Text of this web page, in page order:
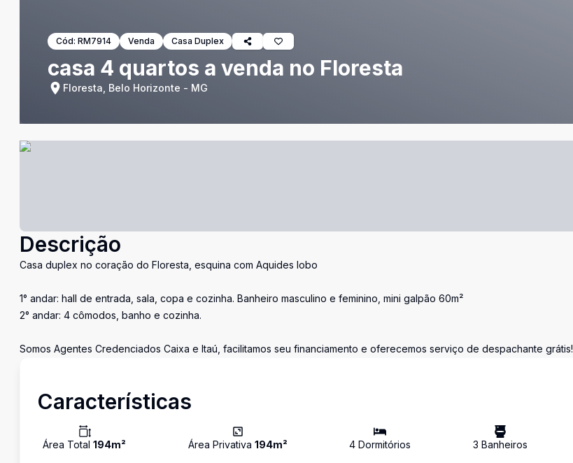
Cód: RM7914 Venda Casa Duplex
casa 4 quartos a venda no Floresta
Floresta, Belo Horizonte - MG
Descrição
Casa duplex no coração do Floresta, esquina com Aquides lobo
1° andar: hall de entrada, sala, copa e cozinha. Banheiro masculino e feminino, mini galpão 60m²
2° andar: 4 cômodos, banho e cozinha.
Somos Agentes Credenciados Caixa e Itaú, facilitamos seu financiamento e oferecemos serviço de despachante grátis!
Características
Área Total 194m² Área Privativa 194m² 4 Dormitórios 3 Banheiros